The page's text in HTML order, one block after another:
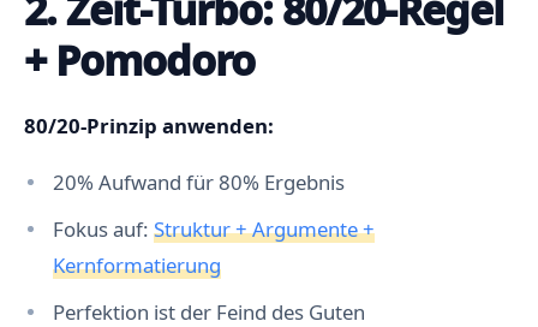
+ Pomodoro
80/20-Prinzip anwenden:
20% Aufwand für 80% Ergebnis
Fokus auf: Struktur + Argumente +
Kernformatierung
Perfektion ist der Feind des Guten